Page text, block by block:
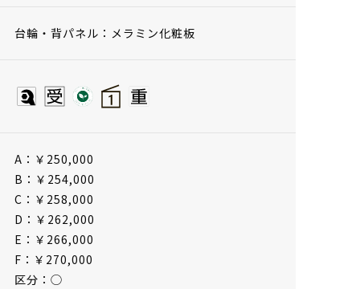
台輪・背パネル：メラミン化粧板
A：￥250,000
B：￥254,000
C：￥258,000
D：￥262,000
E：￥266,000
F：￥270,000
区分：◯